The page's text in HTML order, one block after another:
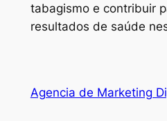
tabagismo e contribuir
resultados de saúde
Agencia de Marketing